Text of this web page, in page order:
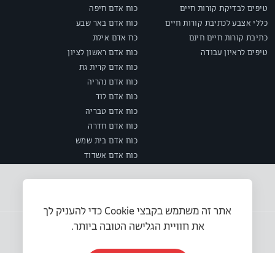
טיפים לבדיקת קורות חיים
כללי אצבע לכתיבת קורות חיים
כתיבת קורות חיים חינם
טיפים לראיון עבודה
כוח אדם חיפה
כוח אדם באר שבע
כח אדם אילת
כוח אדם ראשון לציון
כוח אדם קרית גת
כוח אדם נהריה
כוח אדם לוד
כוח אדם טבריה
כוח אדם חדרה
כוח אדם בית שמש
כוח אדם אשדוד
אתר זה משתמש בקבצי Cookie כדי להעניק לך
את חוויית הגלישה הטובה ביותר.